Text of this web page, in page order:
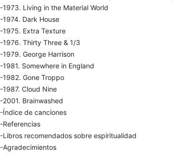
-1973. Living in the Material World
-1974. Dark House
-1975. Extra Texture
-1976. Thirty Three & 1/3
-1979. George Harrison
-1981. Somewhere in England
-1982. Gone Troppo
-1987. Cloud Nine
-2001. Brainwashed
-Índice de canciones
-Referencias
-Libros recomendados sobre espiritualidad
-Agradecimientos